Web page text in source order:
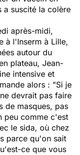
a suscité la colère
après-midi,
à l'Inserm à Lille,
autour du
plateau, Jean-
intensive et
alors : "Si je
devrait pas faire
de masques, pas
peu comme c'est
le sida, où chez
parce qu'on sait
ce que vous